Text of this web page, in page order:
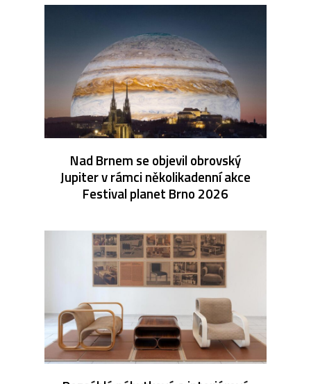
Nad Brnem se objevil obrovský
Jupiter v rámci několikadenní akce
Festival planet Brno 2026